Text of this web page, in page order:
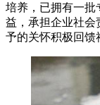
培养，已拥有一批
益，承担企业社会
予的关怀积极回馈